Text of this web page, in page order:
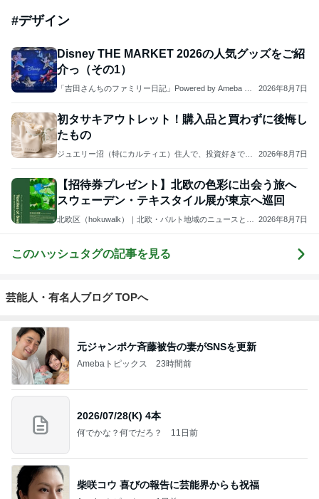
#デザイン
Disney THE MARKET 2026の人気グッズをご紹
介っ（その1）
「吉田さんちのファミリー日記」Powered by Ameba 吉
2026年8月7日
初タサキアウトレット！購入品と買わずに後悔し
たもの
ジュエリー沼（特にカルティエ）住人で、投資好きで、A 2026年8月7日
【招待券プレゼント】北欧の色彩に出会う旅へ
スウェーデン・テキスタイル展が東京へ巡回
北欧区（hokuwalk）｜北欧・バルト地域のニュースとカ
2026年8月7日
このハッシュタグの記事を見る
芸能人・有名人ブログ TOPへ
元ジャンポケ斉藤被告の妻がSNSを更新
Amebaトピックス 23時間前
2026/07/28(K) 4本
何でかな？何でだろ？ 11日前
柴咲コウ 喜びの報告に芸能界からも祝福